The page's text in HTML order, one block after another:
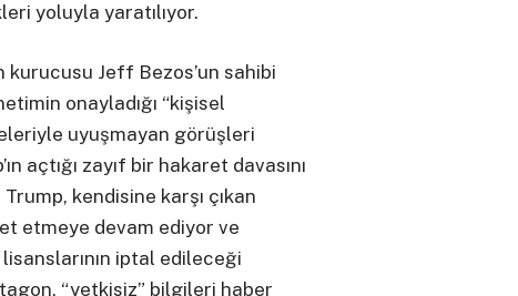
yoluyla yaratılıyor.
kurucusu Jeff Bezos’un sahibi
onayladığı “kişisel
uyuşmayan görüşleri
açtığı zayıf bir hakaret davasını
kendisine karşı çıkan
etmeye devam ediyor ve
iptal edileceği
“yetkisiz” bilgileri haber